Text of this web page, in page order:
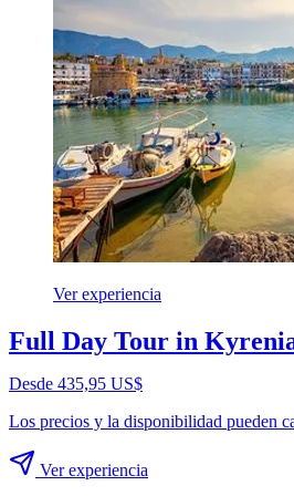
Ver experiencia
Full Day Tour in
Desde 435,95 US$
Los precios y la disponibilidad pueden
Ver experiencia